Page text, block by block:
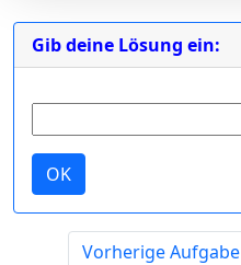
Gib deine Lösung ein:
OK
Vorherige Aufgabe